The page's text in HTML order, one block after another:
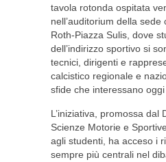
tavola rotonda ospitata
nell’auditorium della sede
Roth-Piazza Sulis, dove
dell’indirizzo sportivo si
tecnici, dirigenti e
calcistico regionale e
sfide che interessano
L’iniziativa, promossa dal
Scienze Motorie e
agli studenti, ha acceso i
sempre più centrali nel